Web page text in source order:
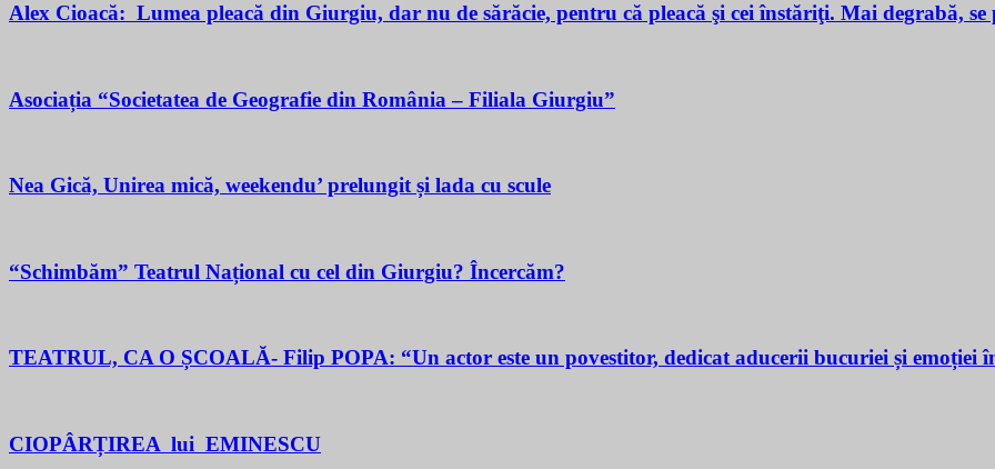
Alex Cioacă: Lumea pleacă din Giurgiu, dar nu de sărăcie, pentru că pleacă şi cei înstăriţi. Mai degrabă,
Asociația “Societatea de Geografie din România – Filiala Giurgiu”
Nea Gică, Unirea mică, weekendu’ prelungit și lada cu scule
“Schimbăm” Teatrul Național cu cel din Giurgiu? Încercăm?
TEATRUL, CA O ȘCOALĂ- Filip POPA: “Un actor este un povestitor, dedicat aducerii bucuriei și emoției
CIOPÂRȚIREA lui EMINESCU